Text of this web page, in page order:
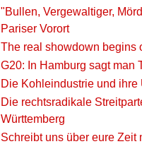
"Bullen, Vergewaltiger,
Pariser Vorort
The real showdown begins
G20: In Hamburg sagt man
Die Kohleindustrie und ihre
Die rechtsradikale
Württemberg
Schreibt uns über eure Zeit